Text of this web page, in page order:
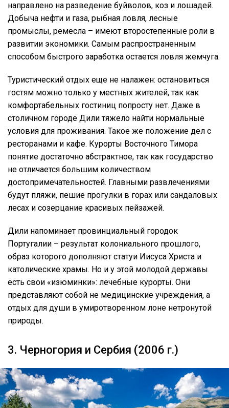
направлено на разведение буйволов, коз и лошадей.
Добыча нефти и газа, рыбная ловля, лесные
промыслы, ремесла – имеют второстепенные роли в
развитии экономики. Самым распространенным
способом быстрого заработка остается ловля жемчуга.
Туристический отдых еще не налажен: остановиться
гостям можно только у местных жителей, так как
комфортабельных гостиниц попросту нет. Даже в
столичном городе Дили тяжело найти нормальные
условия для проживания. Такое же положение дел с
ресторанами и кафе. Курорты Восточного Тимора
понятие достаточно абстрактное, так как государство
не отличается большим количеством
достопримечательностей. Главными развлечениями
будут пляжи, пешие прогулки в горах или сандаловых
лесах и созерцание красивых пейзажей.
Дили напоминает провинциальный городок
Португалии – результат колониального прошлого,
образ которого дополняют статуи Иисуса Христа и
католические храмы. Но и у этой молодой державы
есть свои «изюминки»: лечебные курорты. Они
представляют собой не медицинские учреждения, а
отдых для души в умиротворенном лоне нетронутой
природы.
3. Черногория и Сербия (2006 г.)